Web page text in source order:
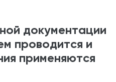
документации
проводится и
применяются